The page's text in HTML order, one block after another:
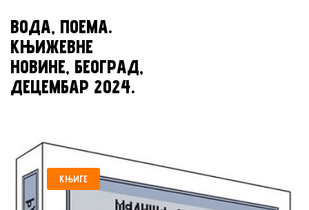
ВОДА, ПОЕМА.
КЊИЖЕВНЕ
НОВИНЕ, БЕОГРАД,
ДЕЦЕМБАР 2024.
КЊИГЕ